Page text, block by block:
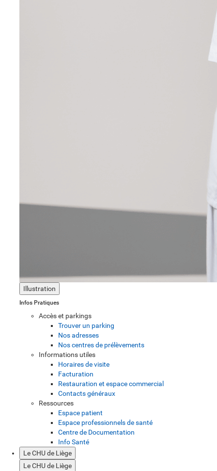
Illustration
Infos Pratiques
Accès et parkings
Trouver un parking
Nos adresses
Nos centres de prélèvements
Informations utiles
Horaires de visite
Facturation
Restauration et espace commercial
Contacts généraux
Ressources
Espace patient
Espace professionnels de santé
Centre de Documentation
Info Santé
Le CHU de Liège
Le CHU de Liège